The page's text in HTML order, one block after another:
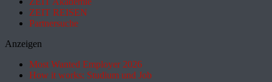
ZEIT REISEN
Partnersuche
Anzeigen
Most Wanted Employer 2026
How it works: Studium und Job